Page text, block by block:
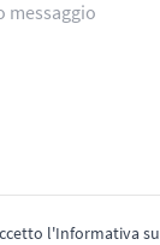
l'Informativa